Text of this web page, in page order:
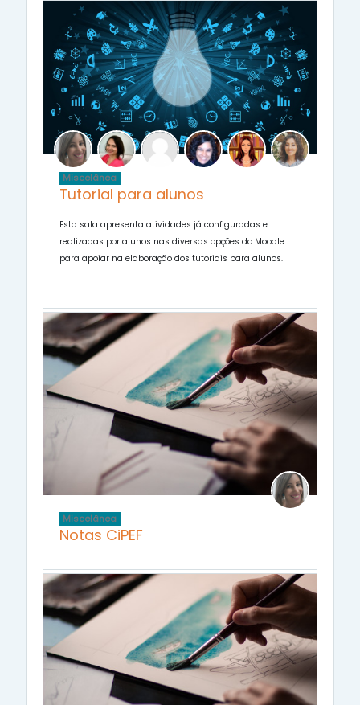
Miscelânea
Tutorial para alunos
Esta sala apresenta atividades já configuradas e
realizadas por alunos nas diversas opções do Moodle
para apoiar na elaboração dos tutoriais para alunos.
Miscelânea
Notas CiPEF